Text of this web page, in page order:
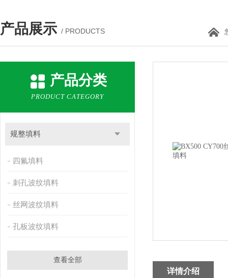
产品展示 / PRODUCTS
产品分类
PRODUCT CATEGORY
规整填料
四氟填料
刺孔波纹填料
丝网波纹填料
孔板波纹填料
查看全部
详情介绍